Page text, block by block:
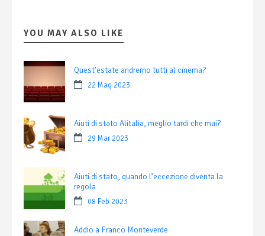
YOU MAY ALSO LIKE
Quest’estate andremo tutti al cinema?
22 Mag 2023
Aiuti di stato Alitalia, meglio tardi che mai?
29 Mar 2023
Aiuti di stato, quando l’eccezione diventa la
regola
08 Feb 2023
Addio a Franco Monteverde